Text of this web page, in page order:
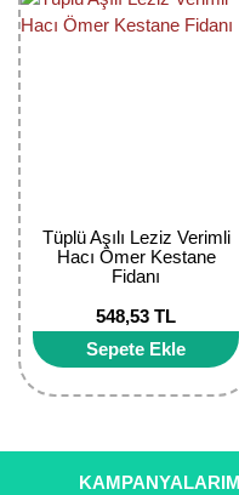
Tüplü Aşılı Leziz Verimli
Hacı Ömer Kestane
Fidanı
548,53 TL
Sepete Ekle